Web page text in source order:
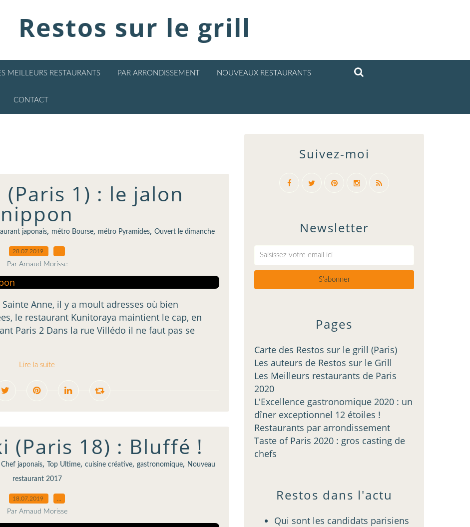
Restos sur le grill
MEILLEURS RESTAURANTS PAR ARRONDISSEMENT NOUVEAUX RESTAURANTS
CONTACT
1) : le jalon
nippon
japonais, métro Bourse, métro Pyramides, Ouvert le dimanche
28.07.2019
Par Arnaud Morisse
Anne, il y a moult adresses où bien
le restaurant Kunitoraya maintient le cap, en
Paris 2 Dans la rue Villédo il ne faut pas se
Lire la suite
(Paris 18) : Bluffé !
Chef japonais, Top Ultime, cuisine créative, gastronomique, Nouveau
restaurant 2017
18.07.2019
Par Arnaud Morisse
Newsletter
Pages
Carte des Restos sur le grill (Paris)
Les auteurs de Restos sur le Grill
Les Meilleurs restaurants de Paris
2020
L'Excellence gastronomique 2020 : un
dîner exceptionnel 12 étoiles !
Restaurants par arrondissement
Taste of Paris 2020 : gros casting de
chefs
Suivez-moi
Restos dans l'actu
Qui sont les candidats parisiens